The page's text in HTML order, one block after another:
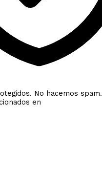
No hacemos spam.
en